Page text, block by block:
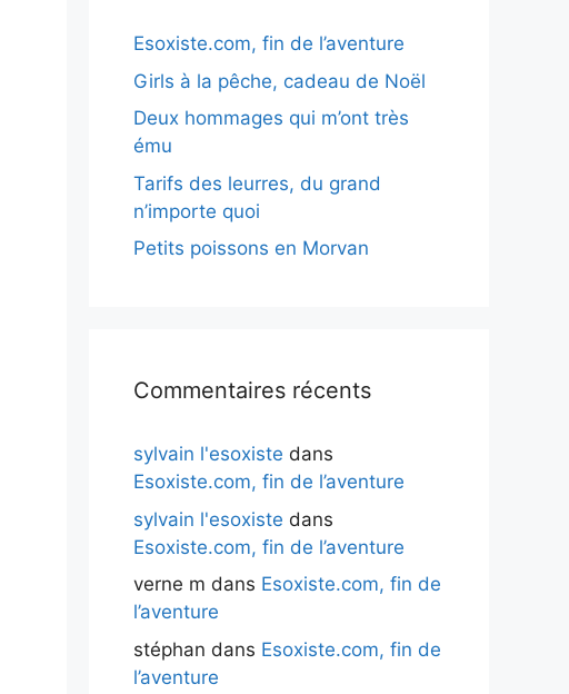
Esoxiste.com, fin de l’aventure
Girls à la pêche, cadeau de Noël
Deux hommages qui m’ont très
ému
Tarifs des leurres, du grand
n’importe quoi
Petits poissons en Morvan
Commentaires récents
sylvain l'esoxiste dans
Esoxiste.com, fin de l’aventure
sylvain l'esoxiste dans
Esoxiste.com, fin de l’aventure
verne m dans Esoxiste.com, fin de
l’aventure
stéphan dans Esoxiste.com, fin de
l’aventure